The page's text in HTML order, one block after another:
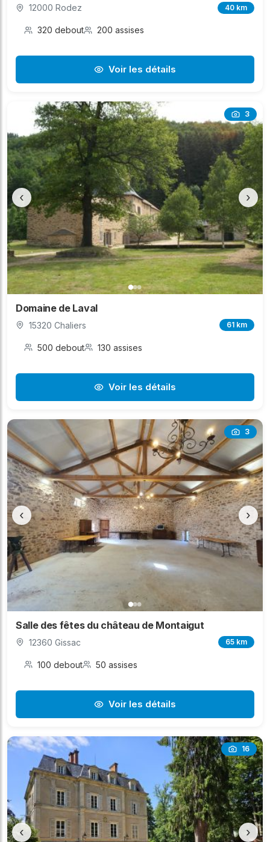
12000 Rodez 40 km
320 debout 200 assises
Voir les détails
3
‹ ›
Domaine de Laval
15320 Chaliers 61 km
500 debout 130 assises
Voir les détails
3
‹ ›
Salle des fêtes du château de Montaigut
12360 Gissac 65 km
100 debout 50 assises
Voir les détails
16
‹ ›